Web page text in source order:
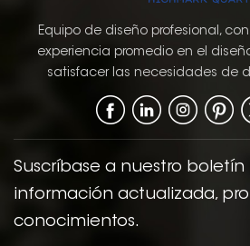
y
Equipo de diseño profesional,
experiencia promedio en el
satisfacer las necesidades de
Suscríbase a nuestro
información actualizada,
conocimientos.